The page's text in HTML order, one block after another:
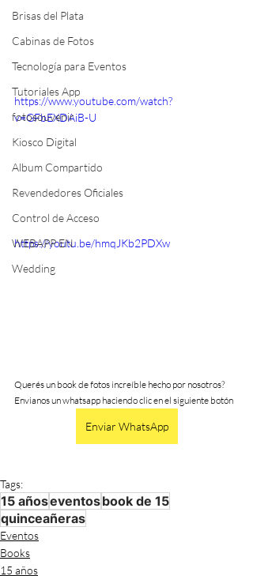
Brisas del Plata
Cabinas de Fotos
Tecnología para Eventos
Tutoriales App
fotosouvenir
Kiosco Digital
Album Compartido
Revendedores Oficiales
Control de Acceso
WEBAPP EN
Wedding
https://www.youtube.com/watch?
v=GFbEXDAiB-U
https://youtu.be/hmqJKb2PDXw
Querés un book de fotos increíble hecho por nosotros?
Envianos un whatsapp haciendo clic en el siguiente botón
Enviar WhatsApp
Tags:
15 añoseventosbook de 15
quinceañeras
Eventos
Books
15 años